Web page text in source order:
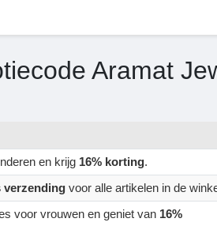
Aramat
en krijg 16% korting.
verzending voor alle artikelen in de
voor vrouwen en geniet van 16%